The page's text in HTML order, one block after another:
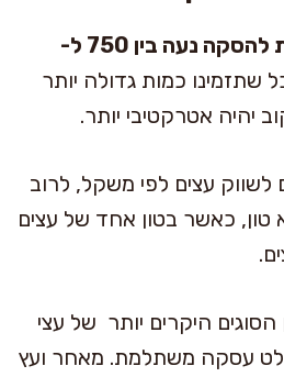
המחיר של קוב עצי זית להסקה נעה בין 750 ל-
שתזמינו כמות גדולה יותר
יהיה אטרקטיבי יותר.
עצים לפי משקל, לרוב
כאשר בטון אחד של עצים
היקרים יותר של עצי
עסקה משתלמת. מאחר ועץ